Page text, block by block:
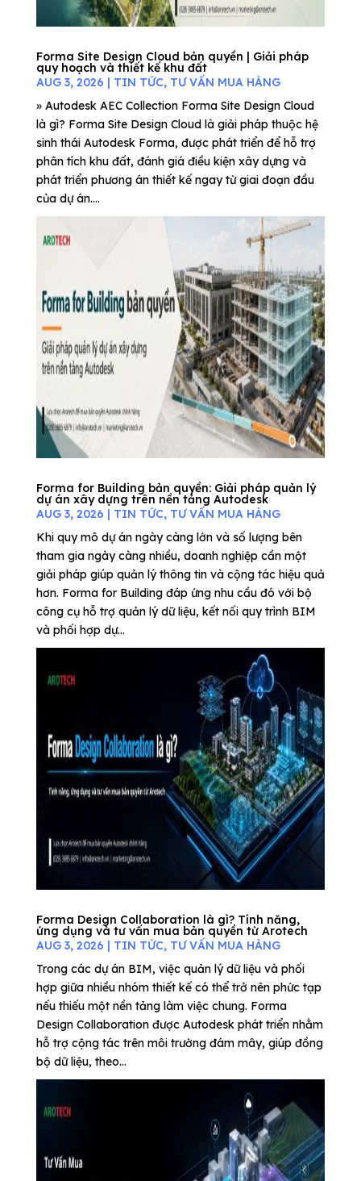
Forma Site Design Cloud bản quyền | Giải pháp
quy hoạch và thiết kế khu đất
AUG 3, 2026 | TIN TỨC, TƯ VẤN MUA HÀNG
» Autodesk AEC Collection Forma Site Design Cloud
là gì? Forma Site Design Cloud là giải pháp thuộc hệ
sinh thái Autodesk Forma, được phát triển để hỗ trợ
phân tích khu đất, đánh giá điều kiện xây dựng và
phát triển phương án thiết kế ngay từ giai đoạn đầu
của dự án....
Forma for Building bản quyền: Giải pháp quản lý
dự án xây dựng trên nền tảng Autodesk
AUG 3, 2026 | TIN TỨC, TƯ VẤN MUA HÀNG
Khi quy mô dự án ngày càng lớn và số lượng bên
tham gia ngày càng nhiều, doanh nghiệp cần một
giải pháp giúp quản lý thông tin và cộng tác hiệu quả
hơn. Forma for Building đáp ứng nhu cầu đó với bộ
công cụ hỗ trợ quản lý dữ liệu, kết nối quy trình BIM
và phối hợp dự...
Forma Design Collaboration là gì? Tính năng,
ứng dụng và tư vấn mua bản quyền từ Arotech
AUG 3, 2026 | TIN TỨC, TƯ VẤN MUA HÀNG
Trong các dự án BIM, việc quản lý dữ liệu và phối
hợp giữa nhiều nhóm thiết kế có thể trở nên phức tạp
nếu thiếu một nền tảng làm việc chung. Forma
Design Collaboration được Autodesk phát triển nhằm
hỗ trợ cộng tác trên môi trường đám mây, giúp đồng
bộ dữ liệu, theo...